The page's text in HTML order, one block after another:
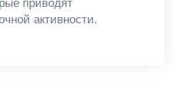
приводят
активности.